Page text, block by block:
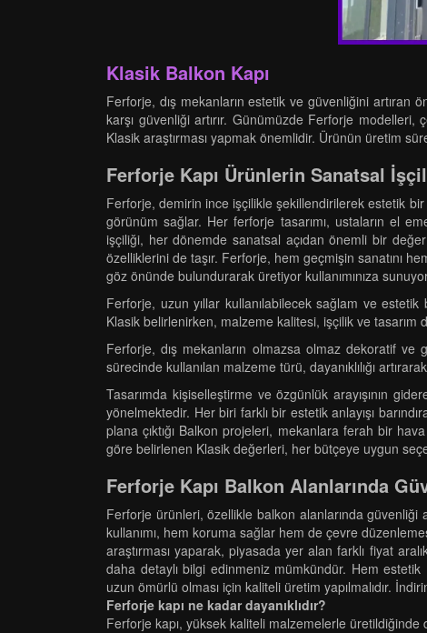
Klasik Balkon Kapı
Ferforje, dış mekanların estetik ve güvenliğini artıran
karşı güvenliği artırır. Günümüzde Ferforje
Klasik araştırması yapmak önemlidir. Ürünün üretim
Ferforje Kapı Ürünlerin Sanatsal
Ferforje, demirin ince işçilikle şekillendirilerek estetik
görünüm sağlar. Her ferforje tasarımı, ustaların el
işçiliği, her dönemde sanatsal açıdan önemli bir değer
özelliklerini de taşır. Ferforje, hem geçmişin sanatını
göz önünde bulundurarak üretiyor kullanımınıza
Ferforje, uzun yıllar kullanılabilecek sağlam ve
Klasik belirlenirken, malzeme kalitesi, işçilik ve tasarım
Ferforje, dış mekanların olmazsa olmaz dekoratif ve
sürecinde kullanılan malzeme türü, dayanıklılığı
Tasarımda kişiselleştirme ve özgünlük arayışının
yönelmektedir. Her biri farklı bir estetik anlayışı
plana çıktığı Balkon projeleri, mekanlara ferah bir
göre belirlenen Klasik değerleri, her bütçeye uygun
Ferforje Kapı Balkon Alanlarında
Ferforje ürünleri, özellikle balkon alanlarında güvenliği
kullanımı, hem koruma sağlar hem de çevre
araştırması yaparak, piyasada yer alan farklı fiyat
daha detaylı bilgi edinmeniz mümkündür. Hem
uzun ömürlü olması için kaliteli üretim yapılmalıdır.
Ferforje kapı ne kadar dayanıklıdır?
Ferforje kapı, yüksek kaliteli malzemelerle üretildiğinde